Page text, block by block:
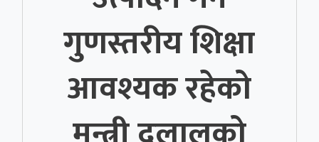
गुणस्तरीय शिक्षा
आवश्यक रहेको